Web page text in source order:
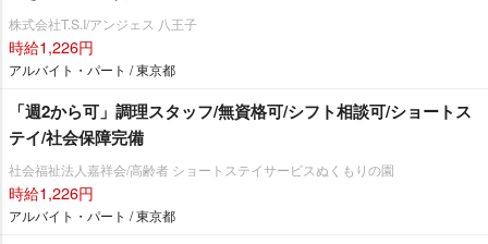
株式会社T.S.I/アンジェス 八王子
時給1,226円
アルバイト・パート / 東京都
「週2から可」調理スタッフ/無資格可/シフト相談可/ショートス
テイ/社会保障完備
社会福祉法人嘉祥会/高齢者 ショートステイサービスぬくもりの園
時給1,226円
アルバイト・パート / 東京都